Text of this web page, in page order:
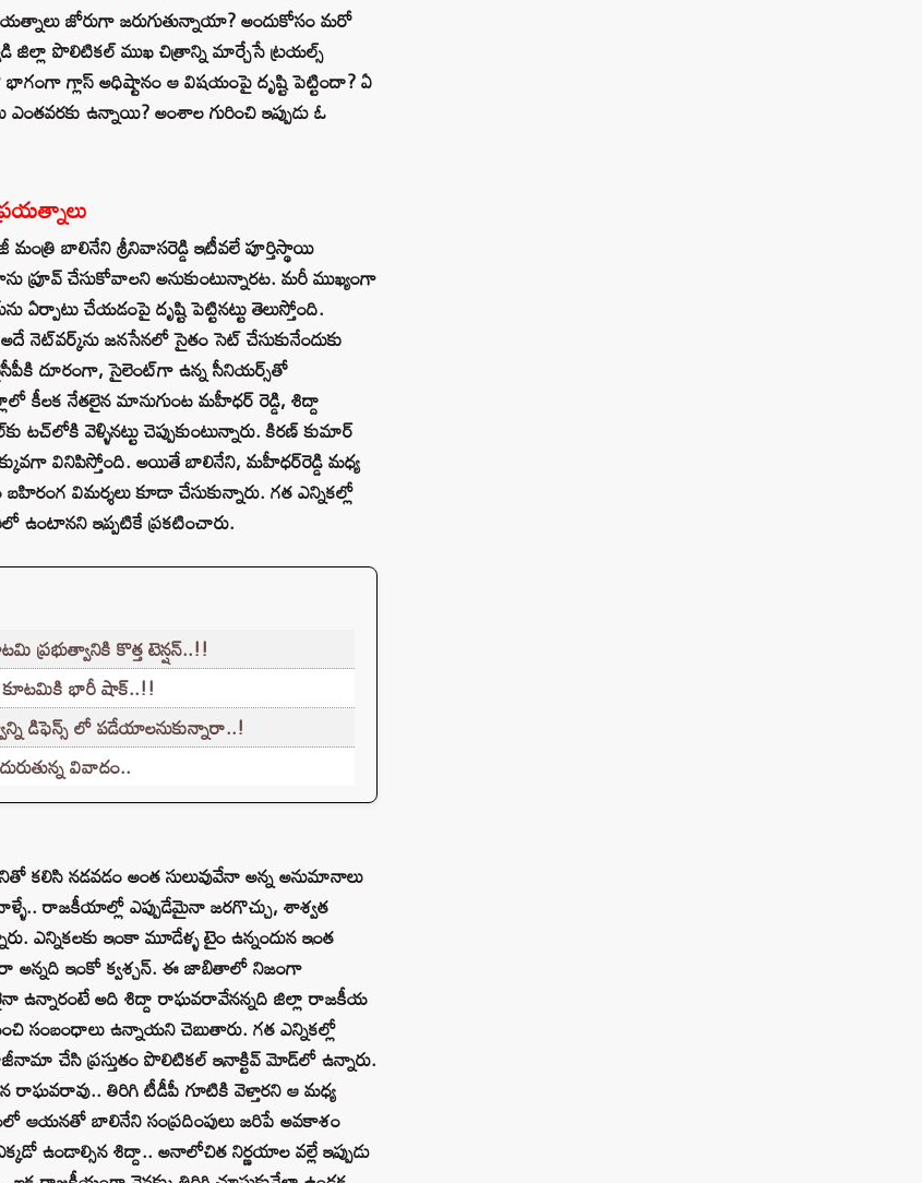
జోరుగా జరుగుతున్నాయా? అందుకోసం మరో
జిల్లా పొలిటికల్‌ ముఖ చిత్రాన్ని మార్చేసే ట్రయల్స్‌
గ్లాస్‌ అధిష్టానం ఆ విషయంపై దృష్టి పెట్టిందా? ఏ
ఉన్నాయి? అంశాల గురించి ఇప్పుడు ఓ
బాలినేని శ్రీనివాసరెడ్డి ఇటీవ‌లే పూర్తిస్థాయి
ప్రూవ్‌ చేసుకోవాలని అనుకుంటున్నారట. మరీ ముఖ్యంగా
చేయడంపై దృష్టి పెట్టినట్టు తెలుస్తోంది.
నెట్‌వర్క్‌ను జనసేనలో సైతం సెట్ చేసుకునేందుకు
వైసీపీకి దూరంగా, సైలెంట్‌గా ఉన్న సీనియర్స్‌తో
కీల‌క నేత‌లైన మానుగుంట మ‌హీధ‌ర్ రెడ్డి, శిద్దా
వెళ్ళినట్టు చెప్పుకుంటున్నారు. కిర‌ణ్ కుమార్
వినిపిస్తోంది. అయితే బాలినేని, మహీధర్‌రెడ్డి మధ్య
విమర్శలు కూడా చేసుకున్నారు. గత ఎన్నికల్లో
ఉంటానని ఇప్పటికే ప్రకటించారు.
ప్రభుత్వానికి కొత్త టెన్షన్..!!
కూటమికి భారీ షాక్..!!
డిఫెన్స్ లో పడేయాలనుకున్నారా..!
వివాదం..
నడవడం అంత సులువువేనా అన్న అనుమానాలు
రాజకీయాల్లో ఎప్పుడేమైనా జరగొచ్చు, శాశ్వత
ఎన్నిక‌ల‌కు ఇంకా మూడేళ్ళ టైం ఉన్నందున ఇంత
అన్నది ఇంకో క్వశ్చన్‌. ఈ జాబితాలో నిజంగా
ఉన్నారంటే అది శిద్దా రాఘవరావేనన్నది జిల్లా రాజకీయ
సంబంధాలు ఉన్నాయని చెబుతారు. గత ఎన్నికల్లో
చేసి ప్రస్తుతం పొలిటికల్‌ ఇనాక్టివ్ మోడ్‌లో ఉన్నారు.
తిరిగి టీడీపీ గూటికి వెళ్తార‌ని ఆ మధ్య
ఆయనతో బాలినేని సంప్రదింపులు జరిపే అవకాశం
ఉండాల్సిన శిద్దా.. అనాలోచిత నిర్ణయాల వ‌ల్లే ఇప్పుడు